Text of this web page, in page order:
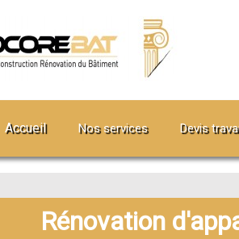
Accueil Nos services Devis
Rénovation